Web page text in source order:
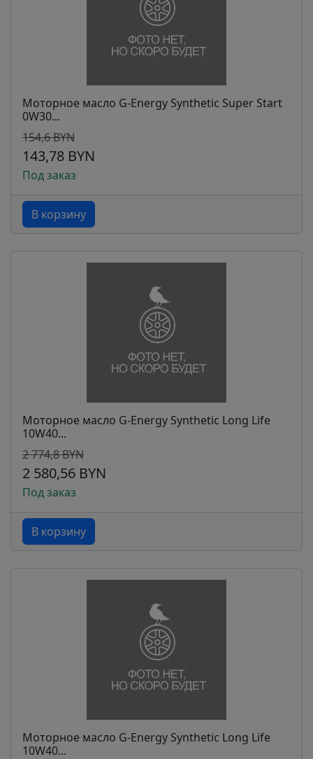
Моторное масло G-Energy Synthetic Super Start
0W30...
154,6 BYN
143,78 BYN
Под заказ
В корзину
Моторное масло G-Energy Synthetic Long Life
10W40...
2 774,8 BYN
2 580,56 BYN
Под заказ
В корзину
Моторное масло G-Energy Synthetic Long Life
10W40...